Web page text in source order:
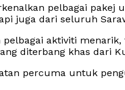
pelbagai pakej
juga dari seluruh
pelbagai aktiviti
diterbang khas dari
percuma untuk